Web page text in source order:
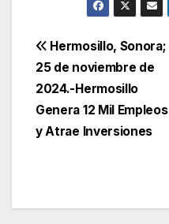
Navegación
de
entradas
Hermosillo, Sonora;
25 de noviembre de
2024.-Hermosillo
Genera 12 Mil Empleos
y Atrae Inversiones